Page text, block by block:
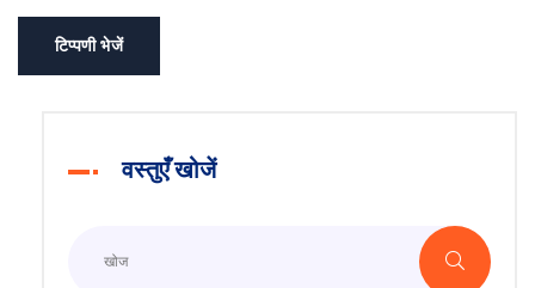
टिप्पणी भेजें
वस्तुएँ खोजें